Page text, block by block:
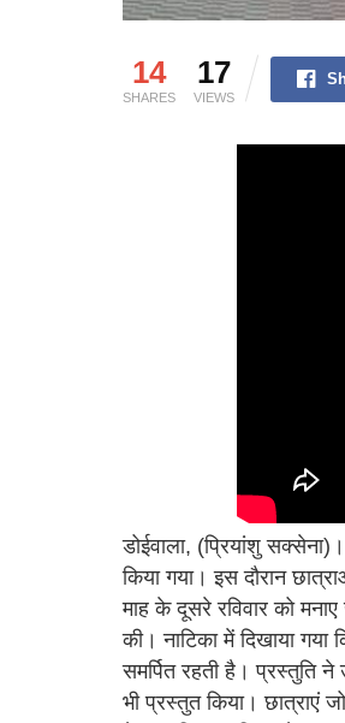
14
SHARES
17
VIEWS
डोईवाला, (प्रियांशु
किया गया। इस दौरान
माह के दूसरे रविवार को
की। नाटिका में दिखाया
समर्पित रहती है। प्रस्तुति
भी प्रस्तुत किया। छात्राएं